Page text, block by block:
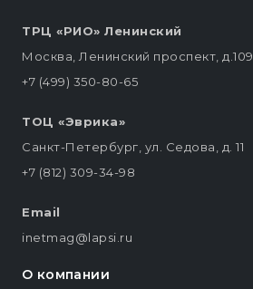
ТРЦ «РИО» Ленинский
Москва, Ленинский проспект, д.109
+7 (499) 350-80-65
ТОЦ «Эврика»
Санкт-Петербург, ул. Седова, д. 11
+7 (812) 309-34-98
Email
inetmag@lapsi.ru
О компании